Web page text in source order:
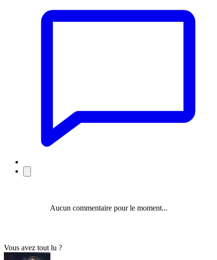
Aucun commentaire pour le moment...
Vous avez tout lu ?